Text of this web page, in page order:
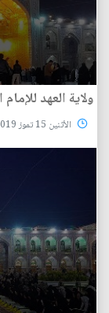
ولاية العهد
الأثنين 15 تموز 2019